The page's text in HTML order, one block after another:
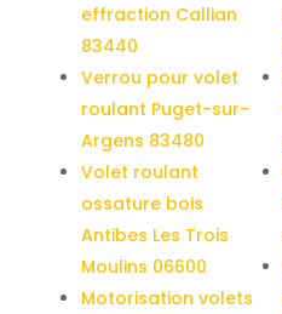
effraction Callian
83440
Verrou pour volet
roulant Puget-sur-
Argens 83480
Volet roulant
ossature bois
Antibes Les Trois
Moulins 06600
Motorisation volets